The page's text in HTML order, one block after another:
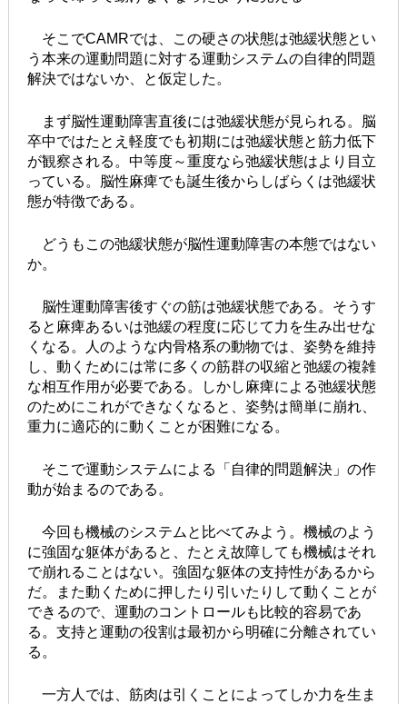
そこでCAMRでは、この硬さの状態は弛緩状態とい
う本来の運動問題に対する運動システムの自律的問題
解決ではないか、と仮定した。
まず脳性運動障害直後には弛緩状態が見られる。脳
卒中ではたとえ軽度でも初期には弛緩状態と筋力低下
が観察される。中等度～重度なら弛緩状態はより目立
っている。脳性麻痺でも誕生後からしばらくは弛緩状
態が特徴である。
どうもこの弛緩状態が脳性運動障害の本態ではない
か。
脳性運動障害後すぐの筋は弛緩状態である。そうす
ると麻痺あるいは弛緩の程度に応じて力を生み出せな
くなる。人のような内骨格系の動物では、姿勢を維持
し、動くためには常に多くの筋群の収縮と弛緩の複雑
な相互作用が必要である。しかし麻痺による弛緩状態
のためにこれができなくなると、姿勢は簡単に崩れ、
重力に適応的に動くことが困難になる。
そこで運動システムによる「自律的問題解決」の作
動が始まるのである。
今回も機械のシステムと比べてみよう。機械のよう
に強固な躯体があると、たとえ故障しても機械はそれ
で崩れることはない。強固な躯体の支持性があるから
だ。また動くために押したり引いたりして動くことが
できるので、運動のコントロールも比較的容易であ
る。支持と運動の役割は最初から明確に分離されてい
る。
一方人では、筋肉は引くことによってしか力を生ま